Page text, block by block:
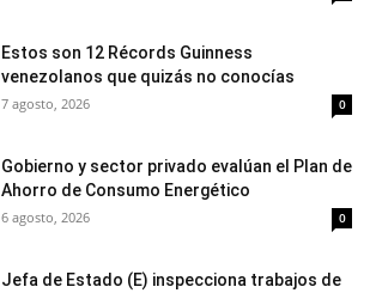
Estos son 12 Récords Guinness
venezolanos que quizás no conocías
7 agosto, 2026 0
Gobierno y sector privado evalúan el Plan de
Ahorro de Consumo Energético
6 agosto, 2026 0
Jefa de Estado (E) inspecciona trabajos de